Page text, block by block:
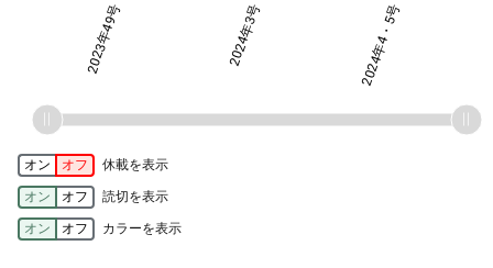
2024年4・5号
2023年49号 2024年3号 2024年4・5号
オン オフ 休載を表示
オン オフ 読切を表示
オン オフ カラーを表示